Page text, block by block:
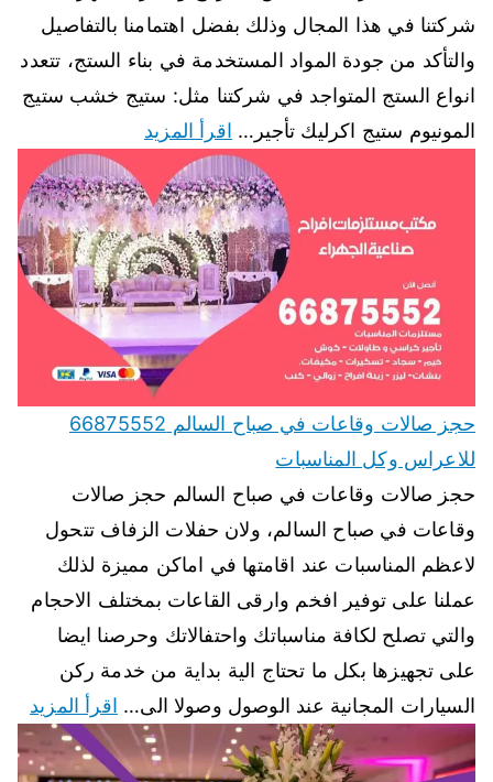
شركتنا في هذا المجال وذلك بفضل اهتمامنا بالتفاصيل
والتأكد من جودة المواد المستخدمة في بناء الستج، تتعدد
انواع الستج المتواجد في شركتنا مثل: ستيج خشب ستيج
المونيوم ستيج اكرليك تأجير… اقرأ المزيد
حجز صالات وقاعات في صباح السالم 66875552
للاعراس وكل المناسبات
حجز صالات وقاعات في صباح السالم حجز صالات
وقاعات في صباح السالم، ولان حفلات الزفاف تتحول
لاعظم المناسبات عند اقامتها في اماكن مميزة لذلك
عملنا على توفير افخم وارقى القاعات بمختلف الاحجام
والتي تصلح لكافة مناسباتك واحتفالاتك وحرصنا ايضا
على تجهيزها بكل ما تحتاج الية بداية من خدمة ركن
السيارات المجانية عند الوصول وصولا الى… اقرأ المزيد